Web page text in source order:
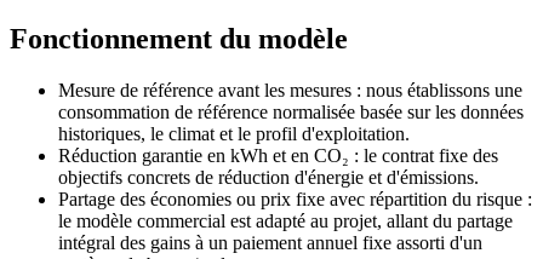
Fonctionnement du modèle
Mesure de référence avant les mesures : nous établissons une
consommation de référence normalisée basée sur les données
historiques, le climat et le profil d'exploitation.
Réduction garantie en kWh et en CO₂ : le contrat fixe des
objectifs concrets de réduction d'énergie et d'émissions.
Partage des économies ou prix fixe avec répartition du risque :
le modèle commercial est adapté au projet, allant du partage
intégral des gains à un paiement annuel fixe assorti d'un